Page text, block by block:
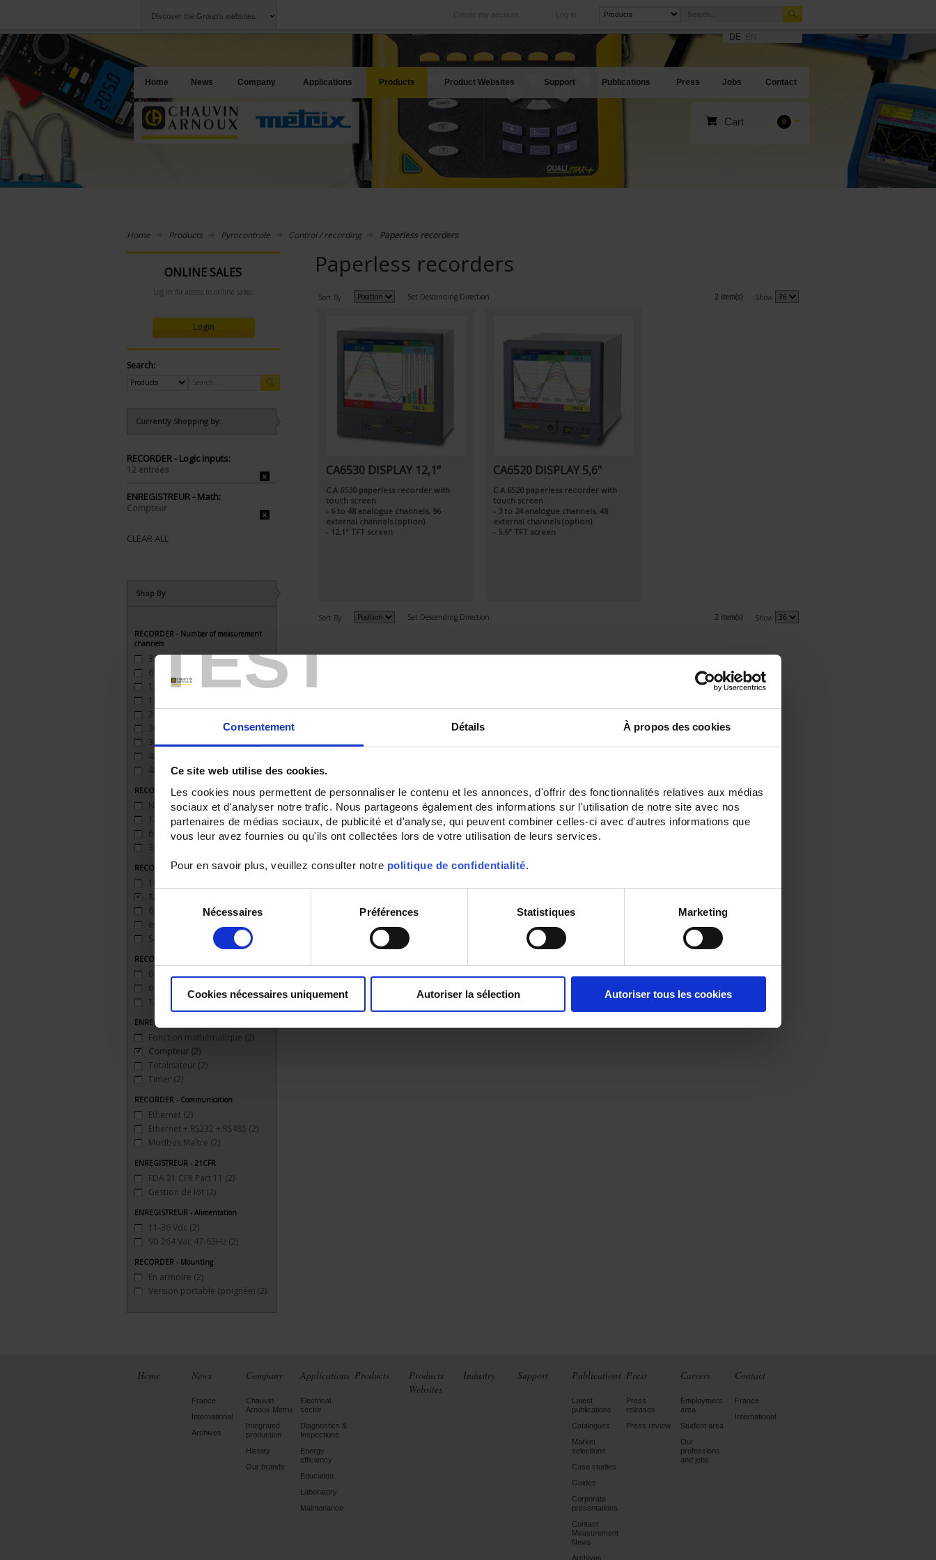
TEST
Consentement Détails À propos des cookies
Ce site web utilise des cookies.
Les cookies nous permettent de personnaliser le contenu et les annonces, d'offrir des fonctionnalités relatives aux médias
sociaux et d'analyser notre trafic. Nous partageons également des informations sur l'utilisation de notre site avec nos
partenaires de médias sociaux, de publicité et d'analyse, qui peuvent combiner celles-ci avec d'autres informations que
vous leur avez fournies ou qu'ils ont collectées lors de votre utilisation de leurs services.
Pour en savoir plus, veuillez consulter notre politique de confidentialité.
Sélection
consentement
Nécessaires Préférences Statistiques Marketing
Cookies nécessaires uniquement Autoriser la sélection Autoriser tous les cookies
Discover the Group's websites Log in
Create my account
International
Our subsidiaries abroad
Our best offers
DE
Home News Company Applications Products Product Websites Support Publications Press Jobs Contact
Cart 0
Home Products Pyrocontrole Control / recording Paperless recorders
ONLINE SALES
Log in for access to online sales.
Login
Search:
Currently Shopping by:
RECORDER - Logic inputs:
12 entrées
ENREGISTREUR - Math:
Compteur
CLEAR ALL
Shop By
RECORDER - Number of measurement
channels
3(2)
6
12
18
24
30
36(1)
42
48
RECORDER - Relay outputs
None(2)
12 inputs(2)
6 outputs(2)
3 sorties
RECORDER - Logic inputs
18 entrées
12 entrées
6 entrées
entrée impulsion 100 Hz
Sans
RECORDER - Analogue outputs
0
6
12
ENREGISTREUR - Math
Fonction mathématique (2)
Compteur (2)
Totalisateur (2)
Timer (2)
RECORDER - Communication
Ethernet (2)
Ethernet + RS232 + RS485 (2)
Modbus Maître (2)
ENREGISTREUR - 21CFR
FDA 21 CFR Part 11 (2)
Gestion de lot (2)
ENREGISTREUR - Alimentation
11-36 Vdc (2)
90-264 Vac 47-63Hz (2)
RECORDER - Mounting
En armoire (2)
Version portable (poignée) (2)
Paperless recorders
Sort By Set Descending Direction 2 item(s) Show
CA6530 DISPLAY 12,1"
C.A 6530 paperless recorder with
touch screen
- 6 to 48 analogue channels, 96
external channels (option)
- 12.1" TFT screen
CA6520 DISPLAY 5,6"
C.A 6520 paperless recorder with
touch screen
- 3 to 24 analogue channels, 48
external channels (option)
- 5.6" TFT screen
Sort By Set Descending Direction 2 item(s) Show
Home News
France
International
Archives
Company
Chauvin
Arnoux Metrix
Integrated
production
History
Our brands
Applications
Electrical
sector
Diagnostics &
Inspections
Energy
efficiency
Education
Laboratory
Maintenance
Products
Products
Websites
Industry Support Publications
Latest
publications
Catalogues
Market
selections
Case studies
Guides
Corporate
presentations
Contact
Measurement
News
Archives
Press
Press
releases
Press review
Careers
Employment
area
Student area
Our
professions
and jobs
Contact
France
International